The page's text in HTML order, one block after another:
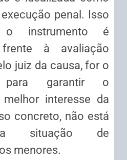
penal. Isso
o instrumento é
à avaliação
juiz da causa, for o
garantir o
interesse da
concreto, não está
a situação de
menores.